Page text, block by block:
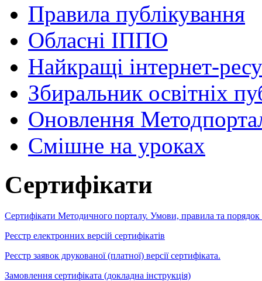
Правила публікування
Обласні ІППО
Найкращі інтернет-
Збиральник освітніх
Оновлення
Cмішне на уроках
Сертифікати
Сертифікати Методичного порталу. Умови, правила та порядок
Реєстр електронних версій сертифікатів
Реєстр заявок друкованої (платної) версії сертифіката.
Замовлення сертифіката (докладна інструкція)